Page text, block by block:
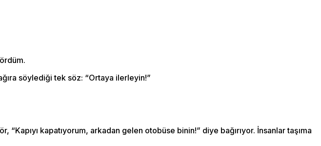
söylediği tek söz: “Ortaya ilerleyin!”
kapatıyorum, arkadan gelen otobüse binin!” diye bağırıyor. İnsanlar taşıma